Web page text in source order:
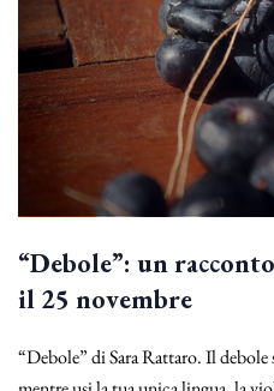
“Debole”: un
il 25 novembre
“Debole” di Sara Rattaro. Il